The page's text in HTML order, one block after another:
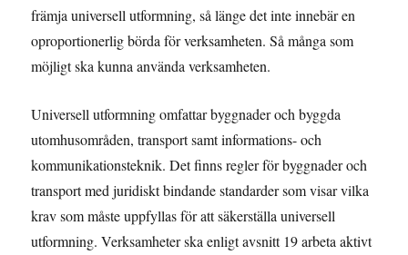
främja universell utformning, så länge det inte innebär en
oproportionerlig börda för verksamheten. Så många som
möjligt ska kunna använda verksamheten.
Universell utformning omfattar byggnader och byggda
utomhusområden, transport samt informations- och
kommunikationsteknik. Det finns regler för byggnader och
transport med juridiskt bindande standarder som visar vilka
krav som måste uppfyllas för att säkerställa universell
utformning. Verksamheter ska enligt avsnitt 19 arbeta aktivt